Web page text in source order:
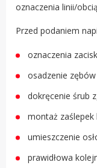
oznaczenia linii/
Przed podaniem
oznaczenia
osadzenie
dokręcenie śrub
montaż zaślepek
umieszczenie
prawidłowa